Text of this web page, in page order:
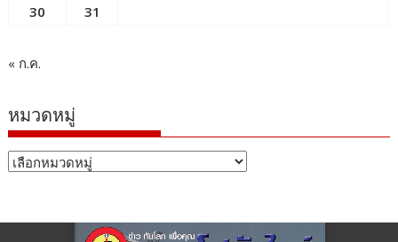
30
31
« ก.ค.
หมวดหมู่
หมวด